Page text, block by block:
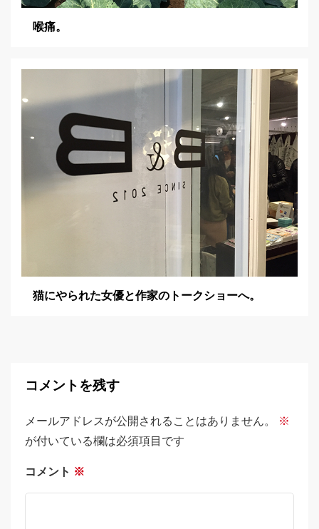
喉痛。
猫にやられた女優と作家のトークショーへ。
コメントを残す
メールアドレスが公開されることはありません。
※
が付いている欄は必須項目です
コメント ※